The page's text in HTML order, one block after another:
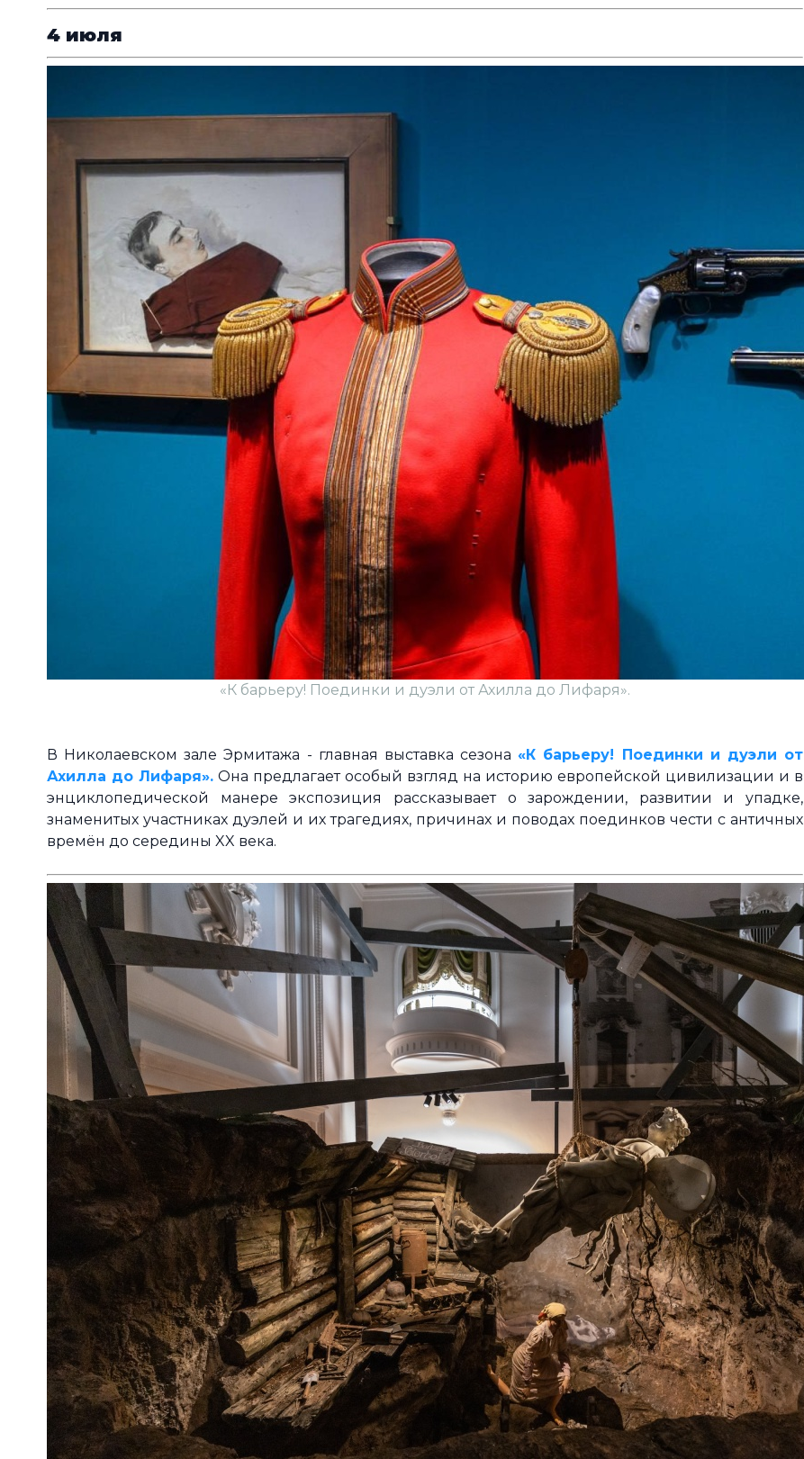
4 июля
«К барьеру! Поединки и дуэли от Ахилла до Лифаря».
В Николаевском зале Эрмитажа - главная выставка сезона«К барьеру! Поединки и дуэли от
Ахилла до Лифаря». Она предлагает особый взгляд на историю европейской цивилизации и в
энциклопедической манере экспозиция рассказывает о зарождении, развитии и упадке,
знаменитых участниках дуэлей и их трагедиях, причинах и поводах поединков чести с античных
времён до середины XX века.